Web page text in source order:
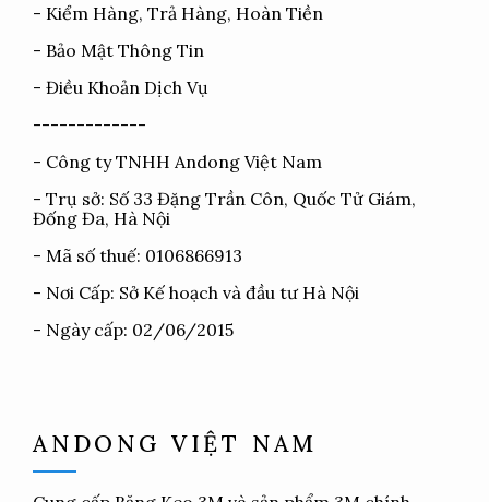
- Kiểm Hàng, Trả Hàng, Hoàn Tiền
- Bảo Mật Thông Tin
- Điều Khoản Dịch Vụ
-------------
- Công ty TNHH Andong Việt Nam
- Trụ sở: Số 33 Đặng Trần Côn, Quốc Tử Giám,
Đống Đa, Hà Nội
- Mã số thuế: 0106866913
- Nơi Cấp: Sở Kế hoạch và đầu tư Hà Nội
- Ngày cấp: 02/06/2015
ANDONG VIỆT NAM